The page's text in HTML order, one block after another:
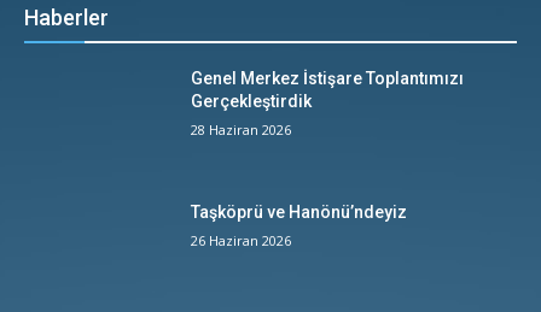
Haberler
Genel Merkez İstişare Toplantımızı
Gerçekleştirdik
28 Haziran 2026
Taşköprü ve Hanönü’ndeyiz
26 Haziran 2026